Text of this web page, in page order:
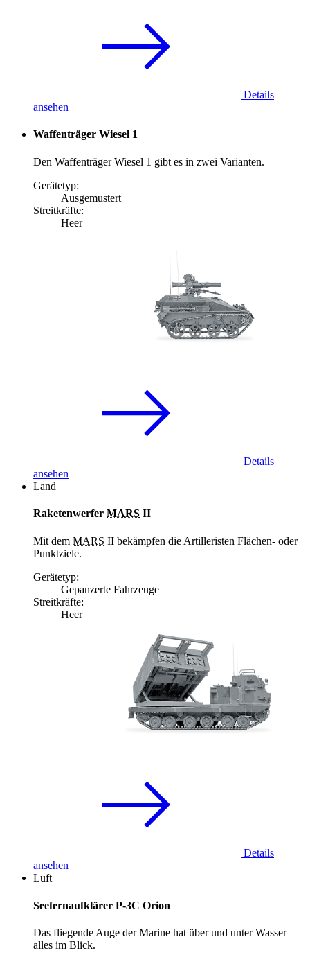
Details
ansehen
Waffenträger Wiesel 1
Den Waffenträger Wiesel 1 gibt es in zwei Varianten.
Gerätetyp:
Ausgemustert
Streitkräfte:
Heer
Details
ansehen
Land
Raketenwerfer MARS II
Mit dem MARS II bekämpfen die Artilleristen Flächen- oder
Punktziele.
Gerätetyp:
Gepanzerte Fahrzeuge
Streitkräfte:
Heer
Details
ansehen
Luft
Seefernaufklärer P-3C Orion
Das fliegende Auge der Marine hat über und unter Wasser
alles im Blick.